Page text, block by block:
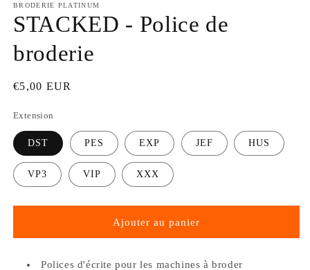
média
1
dans
fenêtre
modale
BRODERIE PLATINUM
STACKED - Police de
broderie
Prix
€5,00 EUR
Extension
DST PES EXP JEF HUS
VP3 VIP XXX
Ajouter au panier
Polices d'écrite pour les machines à broder